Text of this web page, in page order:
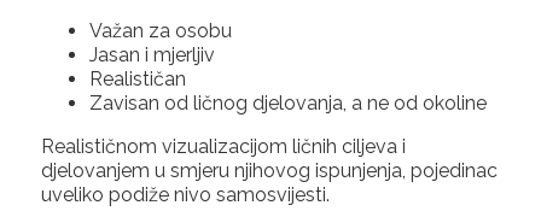
Važan za osobu
Jasan i mjerljiv
Realističan
Zavisan od ličnog djelovanja, a ne od okoline
Realističnom vizualizacijom ličnih ciljeva i
djelovanjem u smjeru njihovog ispunjenja, pojedinac
uveliko podiže nivo samosvijesti.